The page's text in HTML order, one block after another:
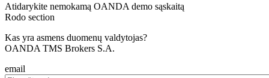
Atidarykite nemokamą OANDA demo sąskaitą
Rodo section
Kas yra asmens duomenų valdytojas?
OANDA TMS Brokers S.A.
email